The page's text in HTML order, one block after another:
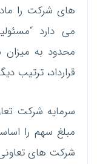
می دارد
محدود به
قرارداد، ترتیب
سرمایه شرکت
مبلغ سهم را
شرکت های